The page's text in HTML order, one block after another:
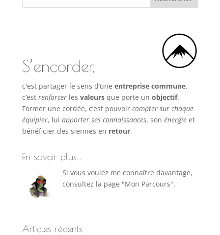
S’encorder,
c'est partager le sens d’une entreprise commune,
c’est renforcerles valeursque porte un objectif.
Former une cordée, c’est pouvoircompter sur chaque
équipier, lui apporter ses connaissances, son énergieet
bénéficier des siennes en retour.
En savoir plus…
Si vous voulez me connaître davantage,
consultez la page "Mon Parcours".
Articles récents